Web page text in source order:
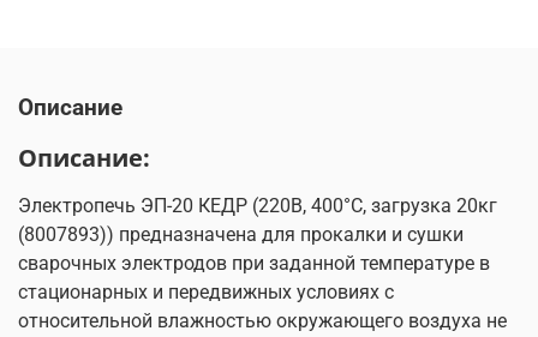
Описание
Описание:
Электропечь ЭП-20 КЕДР (220В, 400°C, загрузка 20кг
(8007893)) предназначена для прокалки и сушки
сварочных электродов при заданной температуре в
стационарных и передвижных условиях с
относительной влажностью окружающего воздуха не